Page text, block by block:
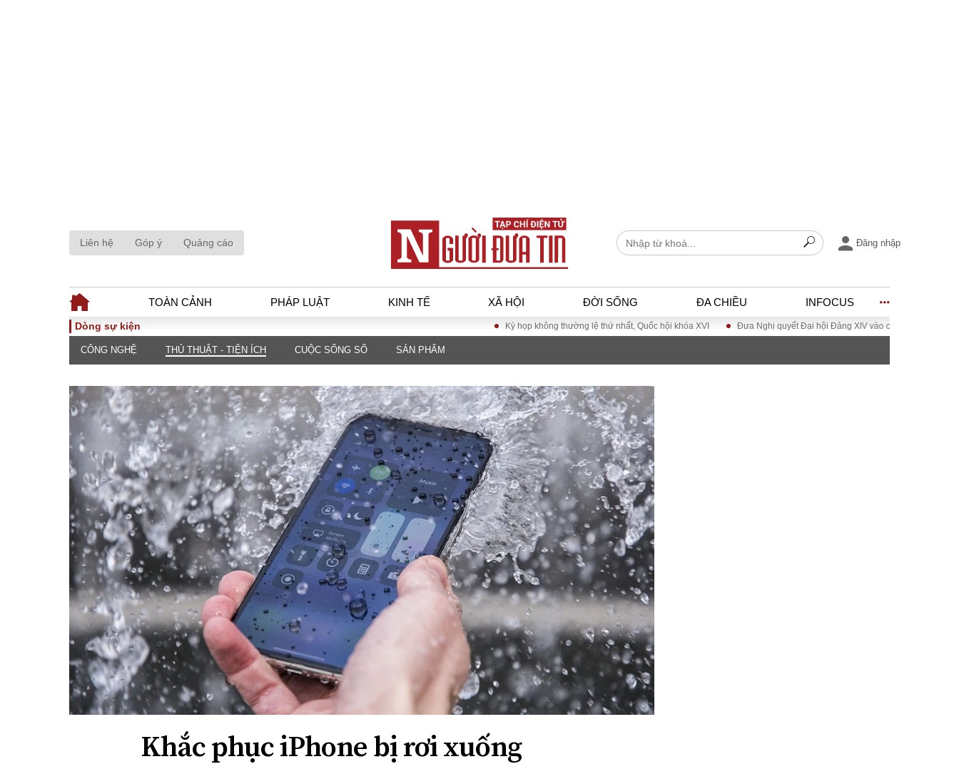
Liên hệ Góp ý Quảng cáo Đăng nhập
TOÀN CẢNH PHÁP LUẬT KINH TẾ XÃ HỘI ĐỜI SỐNG ĐA CHIỀU INFOCUS
TOÀN CẢNH
Chính sách
Sự kiện
Đối thoại
Thế giới
PHÁP LUẬT
luật
Góc nhìn luật gia
Hồ sơ điều tra
Tiếng nói công dân
An ninh - Hình sự
KINH TẾ
Tài chính - Ngân
hàng
Kinh tế vĩ mô
Hồ sơ doanh
nghiệp
Xu hướng thị
trường
Tiêu dùng và dư
luận
Công nghệ
Giáo dục
Văn hoá
Môi trường
Giao thông – Đô thị
ĐA CHIỀU
Quan điểm
Xi nhan Trái Phải
Bạn đọc viết
INFOCUS
Dòng sự kiện Kỳ họp không thường lệ thứ nhất, Quốc hội khóa XVI Đưa Nghị quyết Đại hội Đảng XIV vào cuộc sống
CÔNG NGHỆ THỦ THUẬT - TIỆN ÍCH CUỘC SỐNG SỐ SẢN PHẨM
Khắc phục iPhone bị rơi xuống